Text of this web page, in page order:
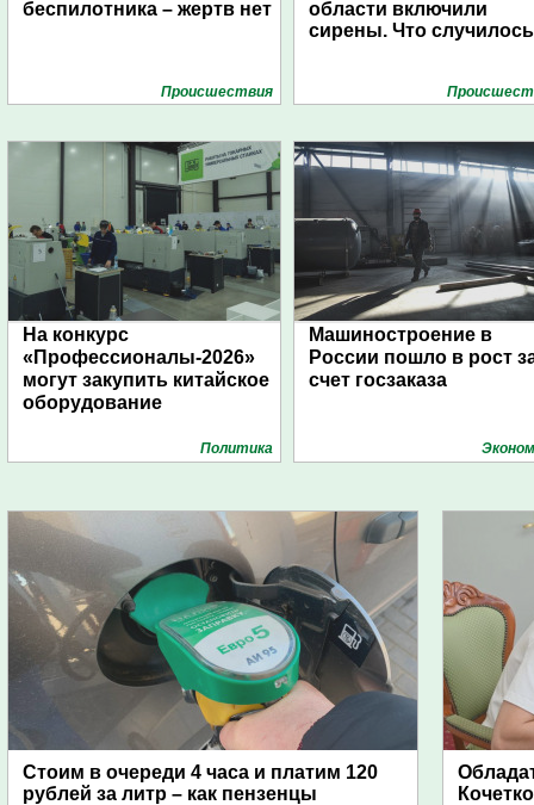
беспилотника – жертв нет
Проиcшествия
области включили
сирены. Что
На конкурс
«Профессионалы-2026»
могут закупить китайское
оборудование
Политика
Машиностроение в
России пошло в рост
счет госзаказа
Стоим в очереди 4 часа и платим 120
рублей за литр – как пензенцы